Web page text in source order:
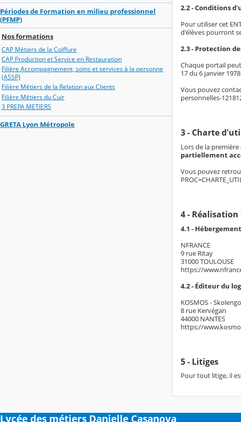
Périodes de Formation en milieu professionnel
(PFMP)
Nos formations
CAP Métiers de la Coiffure
CAP Production et Service en Restauration
Filière Accompagnement, soins et services à la personne
(ASSP)
Filière Métiers de la Relation aux Clients
Filière Métiers du Cuir
3 PREPA METIERS
GRETA Lyon Métropole
2.2 - Conditions
Pour utiliser cet
d'élèves pourront
2.3 - Protection
Chaque portail
17 du 6 janvier
Vous pouvez
personnelles-
3 - Charte
Lors de la
partiellement
Vous pouvez
4 -
4.1 - Hébergement
NFRANCE
9 rue Ritay
31000 TOULOUSE
https://
4.2 - Éditeur du
KOSMOS - Skolengo
8 rue Kervégan
44000 NANTES
https://
5 - Litiges
Pour tout litige, il
Lycée des métiers Danielle Casanova